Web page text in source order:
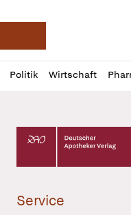
Deutsche
Politik Wirtschaft
Profil
öffnen
Daz
Pur
Deutscher Apotheker
Service